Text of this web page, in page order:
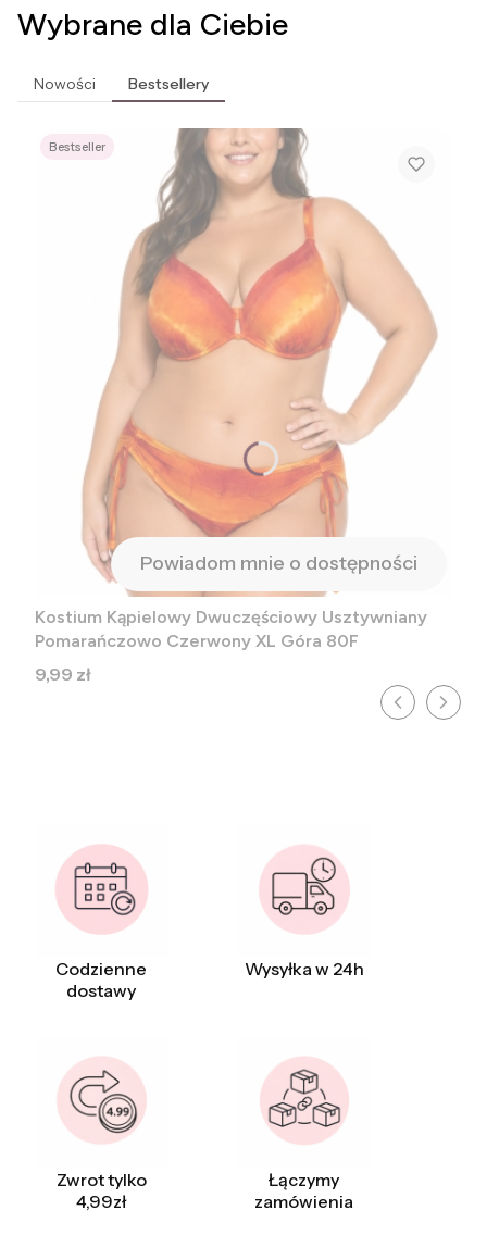
Wybrane dla Ciebie
Nowości Bestsellery
Bestseller
Powiadom mnie o dostępności
Kostium Kąpielowy Dwuczęściowy Usztywniany
Pomarańczowo Czerwony XL Góra 80F
Cena
9,99 zł
Codzienne
dostawy
Wysyłka w 24h
Zwrot tylko
4,99zł
Łączymy
zamówienia